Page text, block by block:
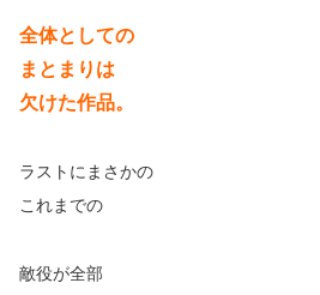
全体としての
まとまりは
欠けた作品。
ラストにまさかの
これまでの
敵役が全部